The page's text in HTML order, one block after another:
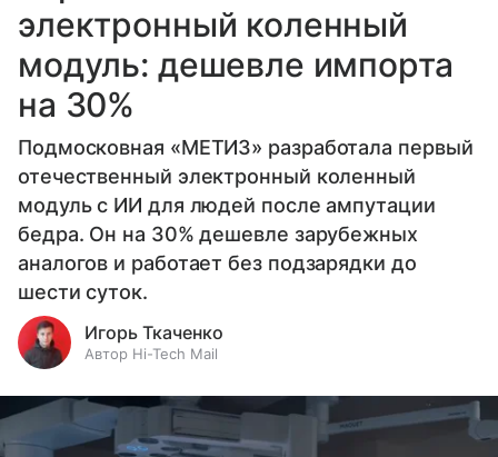
электронный коленный
модуль: дешевле импорта
на 30%
Подмосковная «МЕТИЗ» разработала первый
отечественный электронный коленный
модуль с ИИ для людей после ампутации
бедра. Он на 30% дешевле зарубежных
аналогов и работает без подзарядки до
шести суток.
Игорь Ткаченко
Автор Hi-Tech Mail